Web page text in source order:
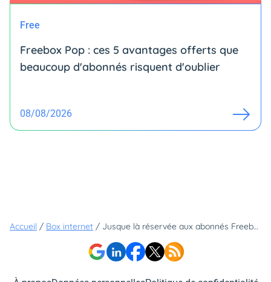
Free
Freebox Pop : ces 5 avantages offerts que
beaucoup d'abonnés risquent d'oublier
08/08/2026
Accueil / Box internet / Jusque là réservée aux abonnés Freebox Ultra, cette célèbre chaîne débarque gratuitement sur les autres offres Freebox